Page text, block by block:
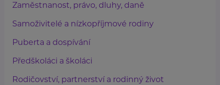
Zaměstnanost, právo, dluhy, daně
Samoživitelé a nízkopříjmové rodiny
Puberta a dospívání
Předškoláci a školáci
Rodičovství, partnerství a rodinný život